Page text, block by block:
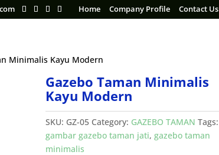
Home Company Profile Contact Us
Minimalis Kayu Modern
Gazebo Taman Minimalis
Kayu Modern
SKU: GZ-05 Category: GAZEBO TAMAN Tags:
gambar gazebo taman jati, gazebo taman
minimalis